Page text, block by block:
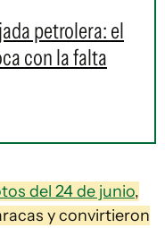
petrolera: el
con la falta
del 24 de junio,
y convirtieron